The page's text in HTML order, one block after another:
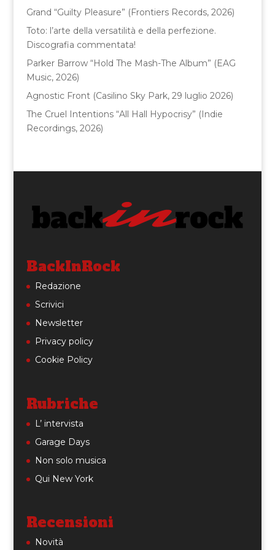
o
k
Grand “Guilty Pleasure” (Frontiers Records, 2026)
Toto: l’arte della versatilità e della perfezione.
Discografia commentata!
Parker Barrow “Hold The Mash-The Album” (EAG
Music, 2026)
Agnostic Front (Casilino Sky Park, 29 luglio 2026)
The Cruel Intentions “All Hall Hypocrisy” (Indie
Recordings, 2026)
BackInRock
Redazione
Scrivici
Newsletter
Privacy policy
Cookie Policy
Rubriche
L’ intervista
Garage Days
Non solo musica
Qui New York
Recensioni
Novità